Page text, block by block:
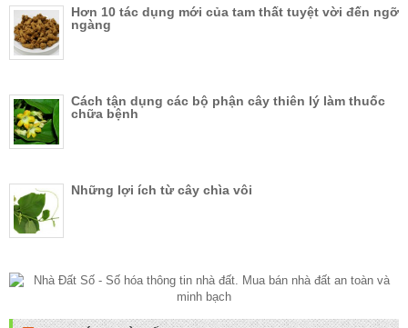
Hơn 10 tác dụng mới của tam thất tuyệt vời đến ngỡ
ngàng
Cách tận dụng các bộ phận cây thiên lý làm thuốc
chữa bệnh
Những lợi ích từ cây chìa vôi